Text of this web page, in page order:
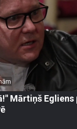
Mārtiņš Egliens